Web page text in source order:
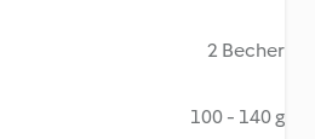
2 Becher
100 - 140 g